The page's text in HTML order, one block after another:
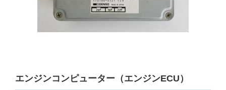
エンジンコンピューター（エンジンECU）